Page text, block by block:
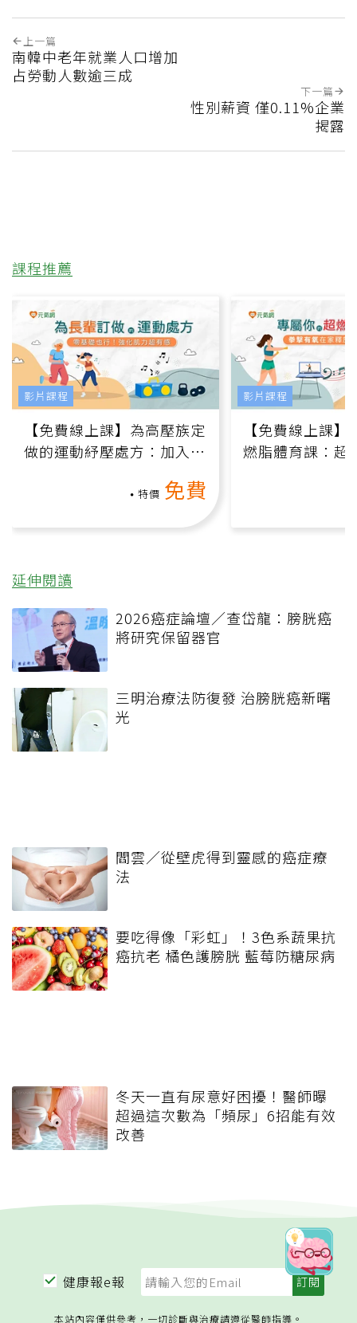
上一篇
南韓中老年就業人口增加
占勞動人數逾三成
下一篇
性別薪資 僅0.11%企業
揭露
課程推薦
【免費線上課】為高壓族定
做的運動紓壓處方：加入行
特價 免費
影片課程
【免費線上課
燃脂體育課：超
影片課程
延伸閱讀
2026癌症論壇／查岱龍：膀胱癌
將研究保留器官
三明治療法防復發 治膀胱癌新曙
光
閻雲／從壁虎得到靈感的癌症療
法
要吃得像「彩虹」！3色系蔬果抗
癌抗老 橘色護膀胱 藍莓防糖尿病
冬天一直有尿意好困擾！醫師曝
超過這次數為「頻尿」6招能有效
改善
健康報e報
本站內容僅供參考，一切診斷與治療請遵從醫師指導。